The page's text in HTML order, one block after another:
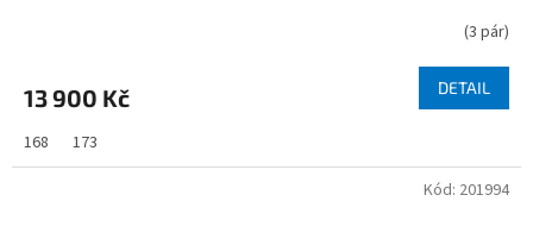
(3 pár)
13 900 Kč DETAIL
168 173
Kód: 201994